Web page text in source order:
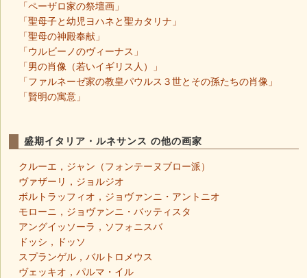
「ペーザロ家の祭壇画」
「聖母子と幼児ヨハネと聖カタリナ」
「聖母の神殿奉献」
「ウルビーノのヴィーナス」
「男の肖像（若いイギリス人）」
「ファルネーゼ家の教皇パウルス３世とその孫たちの肖像」
「賢明の寓意」
盛期イタリア・ルネサンス の他の画家
クルーエ，ジャン（フォンテーヌブロー派）
ヴァザーリ，ジョルジオ
ボルトラッフィオ，ジョヴァンニ・アントニオ
モローニ，ジョヴァンニ・バッティスタ
アングイッソーラ，ソフォニスバ
ドッシ，ドッソ
スプランゲル，バルトロメウス
ヴェッキオ，パルマ・イル